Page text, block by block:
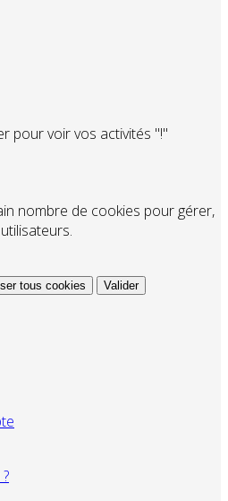
pour voir vos activités "!"
nombre de cookies pour gérer,
tous cookies Valider